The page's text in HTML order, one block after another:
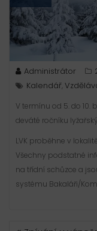
Administrátor
Kalendář
V termínu od 5. do
deváté ročníku
LVK proběhne v
Všechny podstatné
na třídní schůzce a
systému Bakaláři/
NAVIGACE